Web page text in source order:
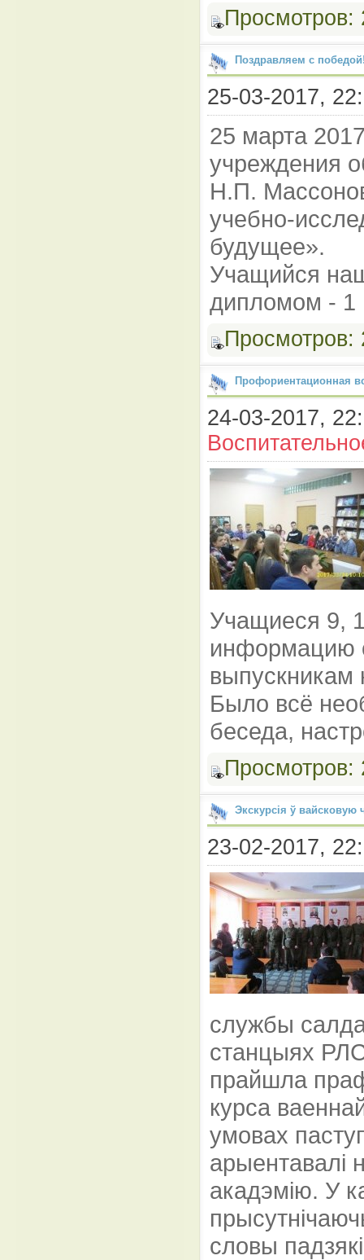
Поздравляем с
25-03-2017,
25 марта
учреждения
Н.П.
учебно-
будущее».
Учащийся
дипломом - 1
Профориентационная
24-03-2017,
Учащиеся 9,
информацию
выпускникам
Было всё
беседа,
Экскурсія ў вайсковую
23-02-2017,
службы
станцыях
прайшла
курса
умовах
арыентавалі
акадэмію. У
словы